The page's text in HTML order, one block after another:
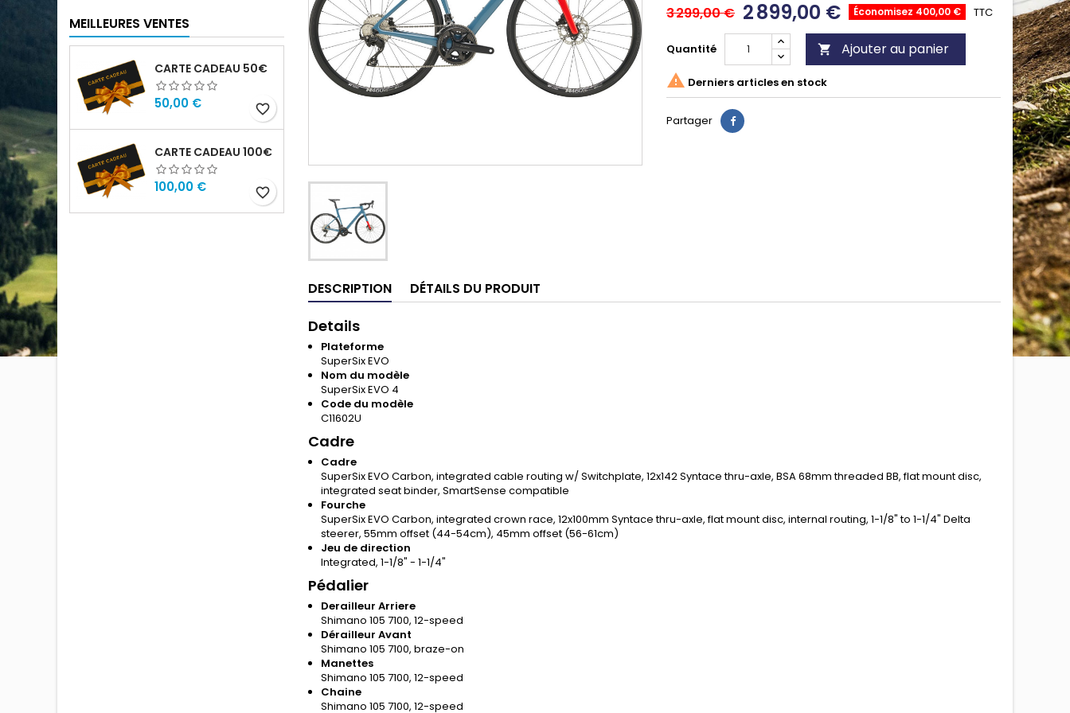
MEILLEURES VENTES
CARTE CADEAU 50€
Prix
50,00 € favorite_border
CARTE CADEAU 100€
Prix
100,00 € favorite_border
3 299,00 € 2 899,00 € Économisez 400,00 € TTC
Quantité  Ajouter au panier
 Derniers articles en stock
Partager
DESCRIPTION DÉTAILS DU PRODUIT
Details
Plateforme
SuperSix EVO
Nom du modèle
SuperSix EVO 4
Code du modèle
C11602U
Cadre
Cadre
SuperSix EVO Carbon, integrated cable routing w/ Switchplate, 12x142 Syntace thru-axle, BSA 68mm threaded BB, flat mount disc,
integrated seat binder, SmartSense compatible
Fourche
SuperSix EVO Carbon, integrated crown race, 12x100mm Syntace thru-axle, flat mount disc, internal routing, 1-1/8" to 1-1/4" Delta
steerer, 55mm offset (44-54cm), 45mm offset (56-61cm)
Jeu de direction
Integrated, 1-1/8" - 1-1/4"
Pédalier
Derailleur Arriere
Shimano 105 7100, 12-speed
Dérailleur Avant
Shimano 105 7100, braze-on
Manettes
Shimano 105 7100, 12-speed
Chaine
Shimano 105 7100, 12-speed